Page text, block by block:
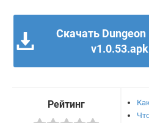
Скачать Dungeon
v1.0.53.apk
Рейтинг